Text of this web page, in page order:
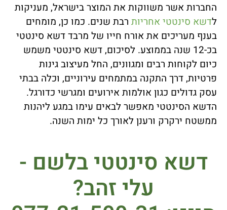
החברות אשר משווקות את המוצר בישראל, מעניקות
לדשא סינטטי אחריות רבת שנים. כמו כן, מומחים
בענף מעריכים את אורח חייו של מרבד דשא סינטטי
בכ-12 שנה בממוצע. לסיכום, דשא סינטטי משמש
כיום לקוחות רבים ומגוונים, החל מעיצוב גינות
פרטיות, דרך התקנה במתמחים עירוניים, וכלה בבתי
עסק גדולים כגון אולמות אירועים ומגרשי כדורגל.
הדשא הסינטטי מאפשר לבאים עימו במגע ליהנות
ממשטח ירקרק ורענן לאורך כל ימות השנה.
דשא סינטטי בלשם -
עלי זהב?